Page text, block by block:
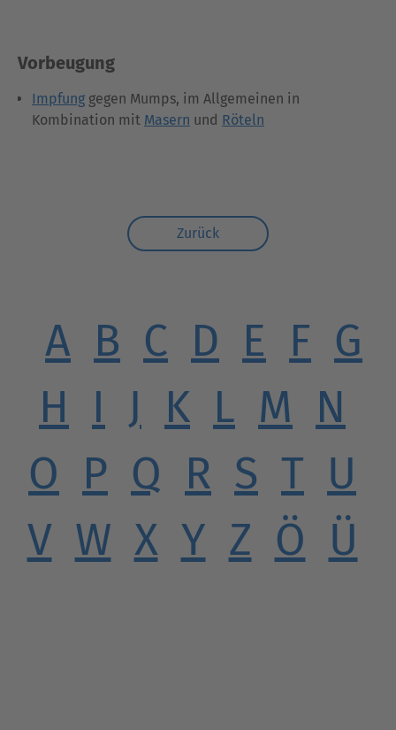
Vorbeugung
Impfung gegen Mumps, im Allgemeinen in
Kombination mit Masern und Röteln
Zurück
A B C D E F G
H I J K L M N
O P Q R S T U
V W X Y Z Ö Ü